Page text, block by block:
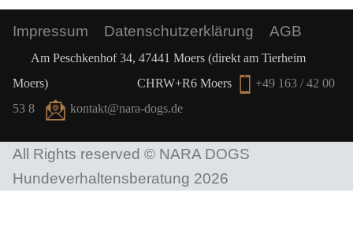
Impressum Datenschutzerklärung AGB
Am Peschkenhof 34, 47441 Moers (direkt am Tierheim
Moers)
CHRW+R6 Moers
+49 163 / 42 00
53 8
kontakt@nara-dogs.de
All Rights reserved © NARA DOGS
Hundeverhaltensberatung 2026